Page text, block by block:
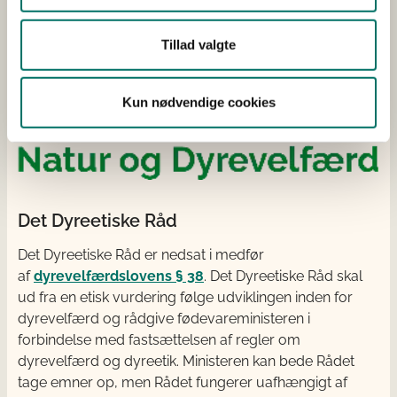
Tillad valgte
Kun nødvendige cookies
Det Dyreetiske Råd
Det Dyreetiske Råd er nedsat i medfør
afdyrevelfærdslovens § 38. Det Dyreetiske Råd skal
ud fra en etisk vurdering følge udviklingen inden for
dyrevelfærd og rådgive fødevareministeren i
forbindelse med fastsættelsen af regler om
dyrevelfærd og dyreetik. Ministeren kan bede Rådet
tage emner op, men Rådet fungerer uafhængigt af